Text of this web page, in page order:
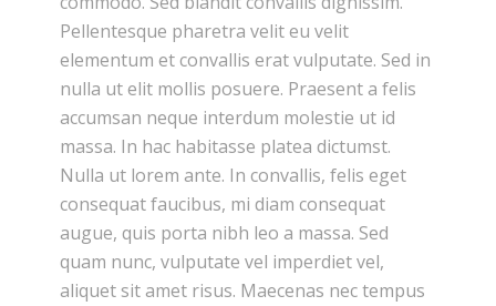
Pellentesque pharetra velit eu velit
elementum et convallis erat vulputate. Sed in
nulla ut elit mollis posuere. Praesent a felis
accumsan neque interdum molestie ut id
massa. In hac habitasse platea dictumst.
Nulla ut lorem ante. In convallis, felis eget
consequat faucibus, mi diam consequat
augue, quis porta nibh leo a massa. Sed
quam nunc, vulputate vel imperdiet vel,
aliquet sit amet risus. Maecenas nec tempus